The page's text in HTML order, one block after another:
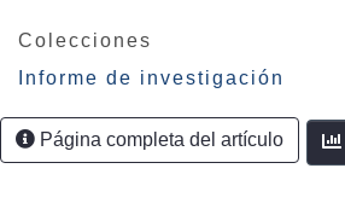
Colecciones
Informe de investigación
Página completa del artículo